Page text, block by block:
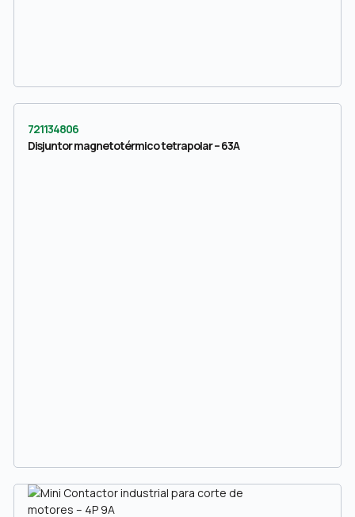
721134806
Disjuntor magnetotérmico tetrapolar – 63A